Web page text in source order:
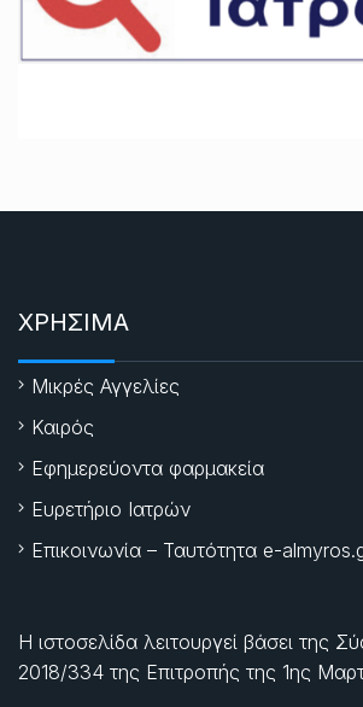
ΧΡΗΣΙΜΑ
Μικρές Αγγελίες
Καιρός
Εφημερεύοντα φαρμακεία
Ευρετήριο Ιατρών
Επικοινωνία – Ταυτότητα e-
Η ιστοσελίδα λειτουργεί βάσει της
2018/334 της Επιτροπής της 1ης